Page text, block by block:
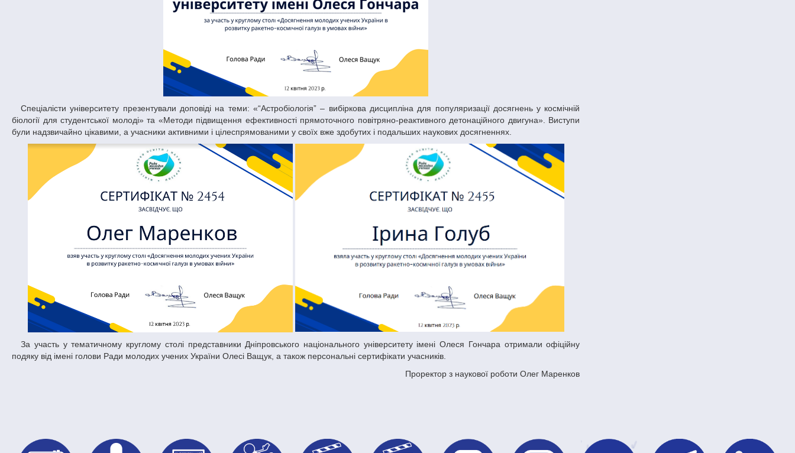
Спеціалісти університету презентували доповіді на теми: «“Астробіологія” – вибіркова дисципліна для популяризації досягнень у космічній
біології для студентської молоді» та «Методи підвищення ефективності прямоточного повітряно-реактивного детонаційного двигуна». Виступи
були надзвичайно цікавими, а учасники активними і цілеспрямованими у своїх вже здобутих і подальших наукових досягненнях.
За участь у тематичному круглому столі представники Дніпровського національного університету імені Олеся Гончара отримали офіційну
подяку від імені голови Ради молодих учених України Олесі Ващук, а також персональні сертифікати учасників.
Проректор з наукової роботи Олег Маренков